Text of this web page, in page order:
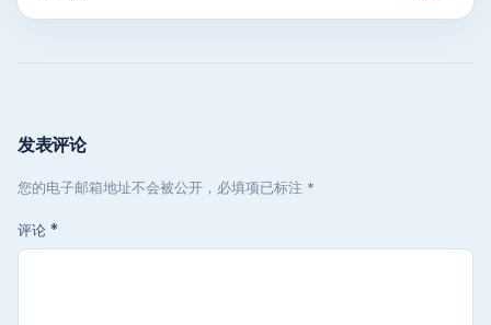
发表评论
您的电子邮箱地址不会被公开，必填项已标注 *
评论 *